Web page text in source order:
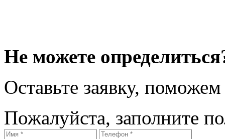
Не можете
Оставьте заявку,
Пожалуйста, заполните